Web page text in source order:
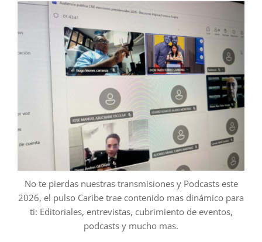
No te pierdas nuestras transmisiones y Podcasts este
2026, el pulso Caribe trae contenido mas dinámico para
ti: Editoriales, entrevistas, cubrimiento de eventos,
podcasts y mucho mas.